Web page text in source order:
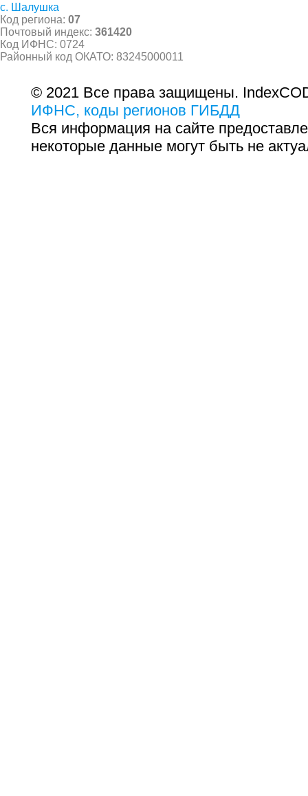
с. Шалушка
Код региона: 07
Почтовый индекс: 361420
Код ИФНС: 0724
Районный код ОКАТО: 83245000011
© 2021 Все права защищены.
ИФНС, коды регионов ГИБДД
Вся информация на сайте
некоторые данные могут быть не